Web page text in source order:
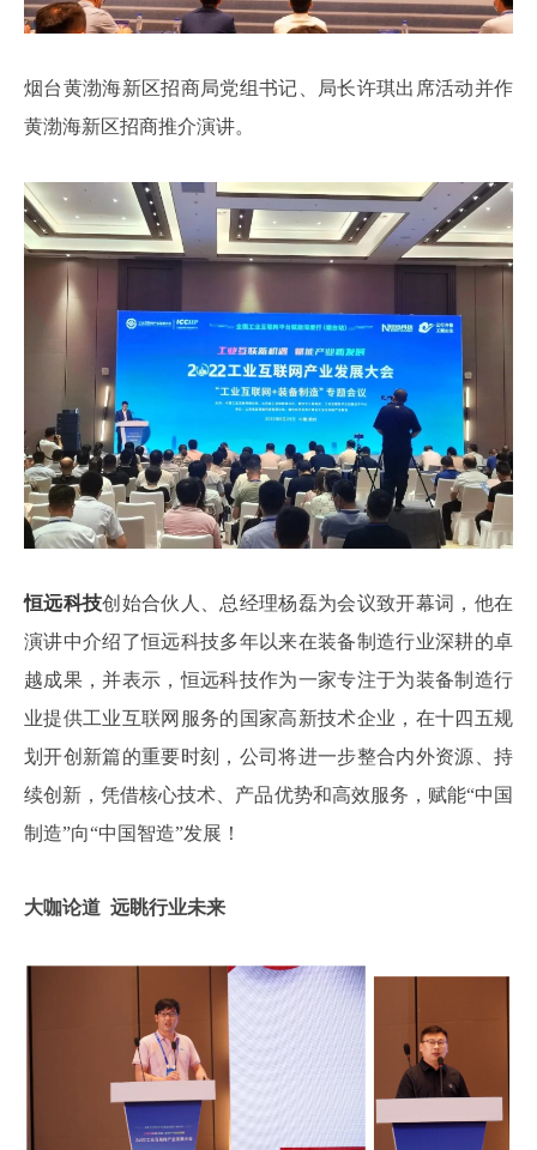
烟台黄渤海新区招商局党组书记、局长许琪出席活动并作
黄渤海新区招商推介演讲。
恒远科技创始合伙人、总经理杨磊为会议致开幕词，他在
演讲中介绍了恒远科技多年以来在装备制造行业深耕的卓
越成果，并表示，恒远科技作为一家专注于为装备制造行
业提供工业互联网服务的国家高新技术企业，在十四五规
划开创新篇的重要时刻，公司将进一步整合内外资源、持
续创新，凭借核心技术、产品优势和高效服务，赋能“中国
制造”向“中国智造”发展！
大咖论道 远眺行业未来